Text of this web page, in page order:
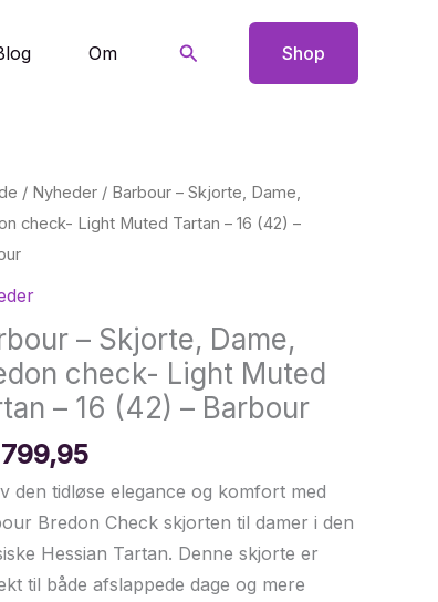
Om Søg Shop
/ Nyheder/ Barbour – Skjorte, Dame,
check- Light Muted Tartan – 16 (42) –
– Skjorte, Dame,
check- Light Muted
– 16 (42) – Barbour
799,95
den tidløse elegance og komfort med
Bredon Check skjorten til damer i den
Hessian Tartan. Denne skjorte er
til både afslappede dage og mere